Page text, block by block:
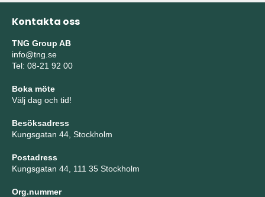
Kontakta oss
TNG Group AB
info@tng.se
Tel: 08-21 92 00
Boka möte
Välj dag och tid!
Besöksadress
Kungsgatan 44, Stockholm
Postadress
Kungsgatan 44, 111 35 Stockholm
Org.nummer